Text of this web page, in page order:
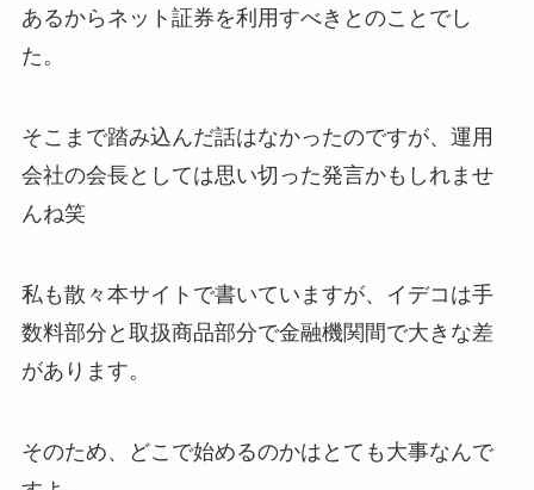
あるからネット証券を利用すべきとのことでし
た。
そこまで踏み込んだ話はなかったのですが、運用
会社の会長としては思い切った発言かもしれませ
んね笑
私も散々本サイトで書いていますが、イデコは手
数料部分と取扱商品部分で金融機関間で大きな差
があります。
そのため、どこで始めるのかはとても大事なんで